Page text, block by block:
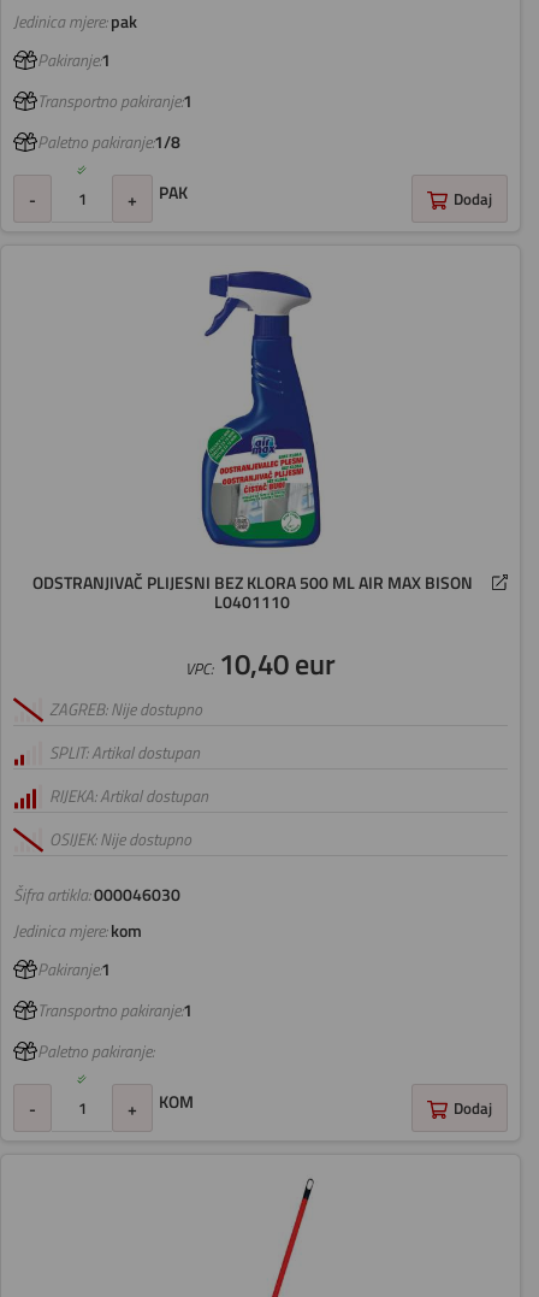
Jedinica mjere:pak
Pakiranje:1
Transportno pakiranje:1
Paletno pakiranje:1/8
- + PAK Dodaj
ODSTRANJIVAČ PLIJESNI BEZ KLORA 500 ML AIR MAX BISON
L0401110
Šifra artikla:000046030
VPC:10,40 eur
ZAGREB: Nije dostupno
SPLIT: Artikal dostupan
RIJEKA: Artikal dostupan
OSIJEK: Nije dostupno
Jedinica mjere:kom
Pakiranje:1
Transportno pakiranje:1
Paletno pakiranje:
- + KOM Dodaj